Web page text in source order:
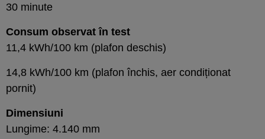
30 minute
Consum observat în test
11,4 kWh/100 km (plafon deschis)
14,8 kWh/100 km (plafon închis, aer condiționat
pornit)
Dimensiuni
Lungime: 4.140 mm